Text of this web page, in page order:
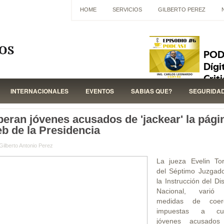
HOME SERVICIOS GILBERTO PEREZ
INTERNACIONALES EVENTOS SABIAS QUE?
jóvenes acusados de 'jackear' la
de la Presidencia
Antonio Perez
La jueza Evelin
del Séptimo
la Instrucción del
Nacional, varió
medidas de
impuestas a
jóvenes